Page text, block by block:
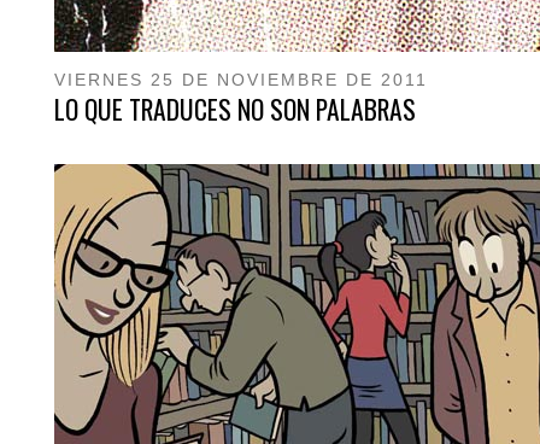
VIERNES 25 DE NOVIEMBRE DE 2011
LO QUE TRADUCES NO SON PALABRAS